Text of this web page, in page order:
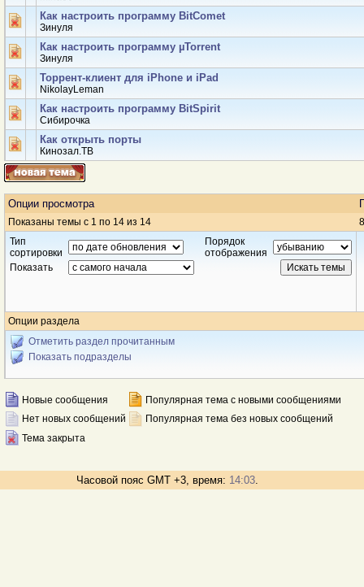
Как настроить программу BitComet
Зинуля
Как настроить программу µTorrent
Зинуля
Торрент-клиент для iPhone и iPad
NikolayLeman
Как настроить программу BitSpirit
Сибирочка
Как открыть порты
Кинозал.ТВ
Опции просмотра
Показаны темы с 1 по 14 из 14
Тип
сортировки
Порядок
отображения
Показать
Опции раздела
Отметить раздел прочитанным
Показать подразделы
Новые сообщения
Популярная тема с новыми сообщениями
Нет новых сообщений
Популярная тема без новых сообщений
Тема закрыта
Часовой пояс GMT +3, время: 14:03.